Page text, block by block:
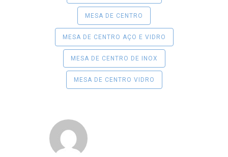
MESA DE CENTRO
MESA DE CENTRO AÇO E VIDRO
MESA DE CENTRO DE INOX
MESA DE CENTRO VIDRO